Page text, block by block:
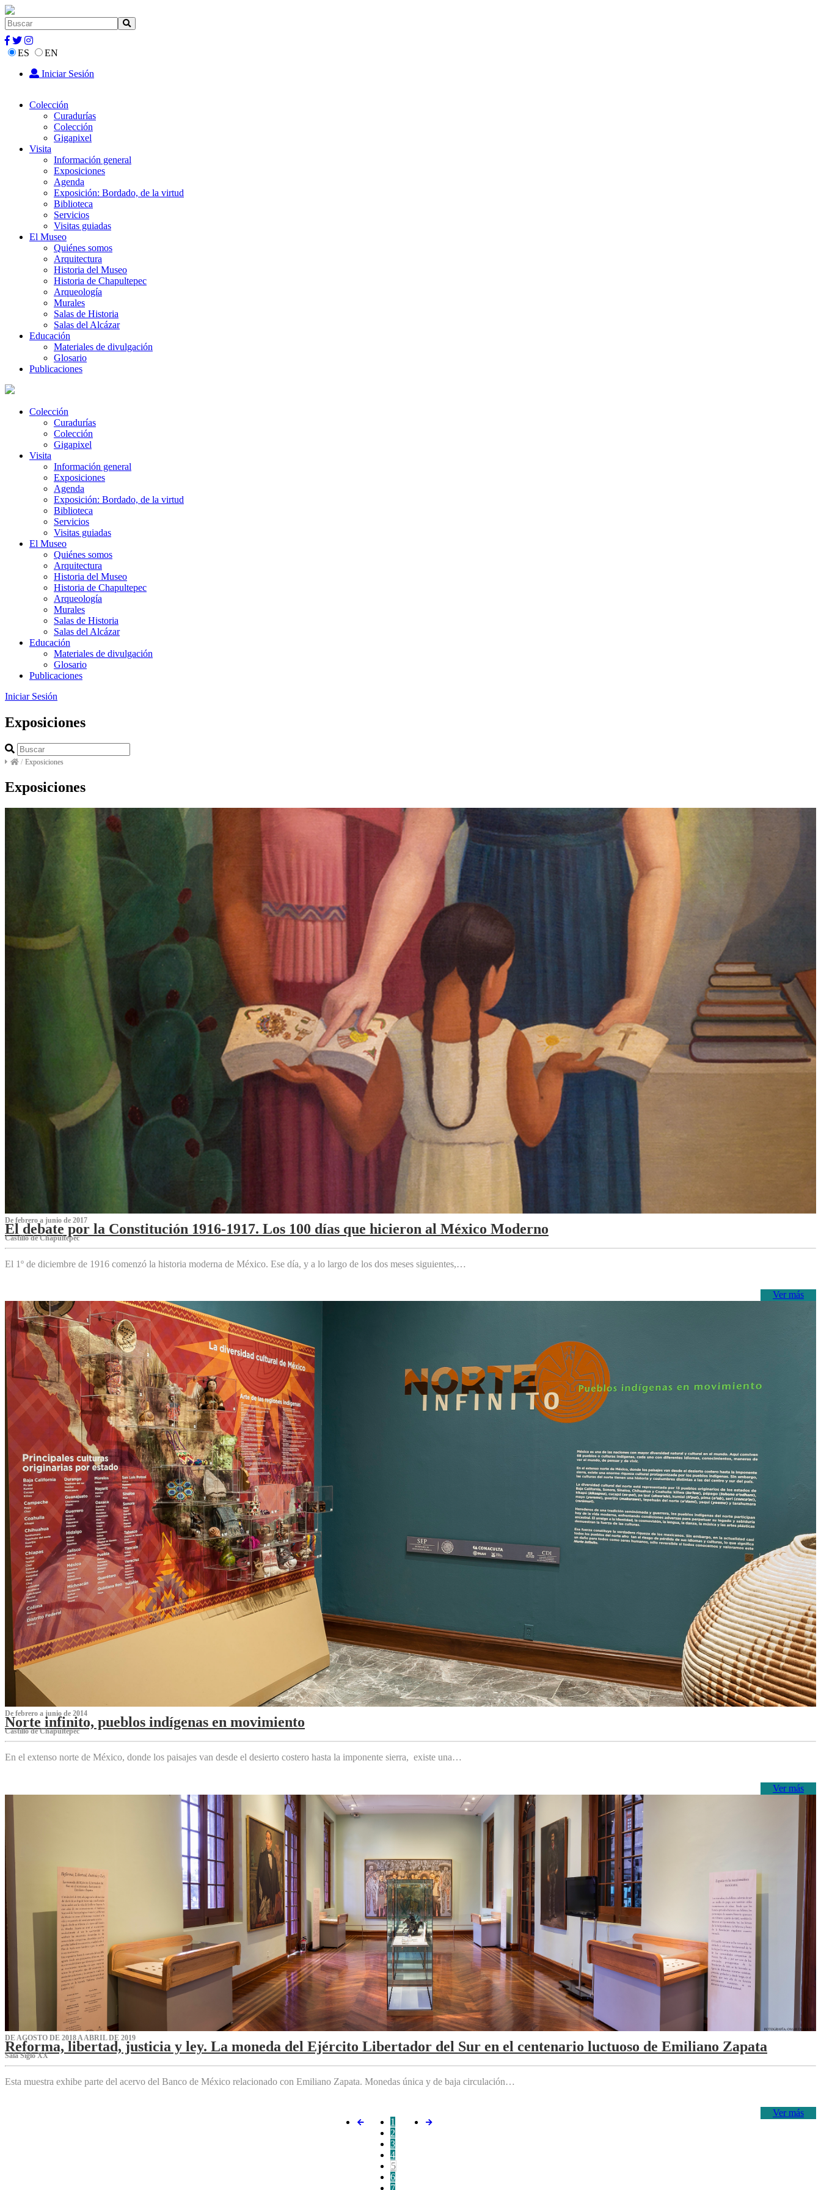
ES
EN
Iniciar Sesión
Colección
Curadurías
Colección
Gigapixel
Visita
Información general
Exposiciones
Agenda
Exposición: Bordado, de la virtud
Biblioteca
Servicios
Visitas guiadas
El Museo
Quiénes somos
Arquitectura
Historia del Museo
Historia de Chapultepec
Arqueología
Murales
Salas de Historia
Salas del Alcázar
Educación
Materiales de divulgación
Glosario
Publicaciones
Colección
Curadurías
Colección
Gigapixel
Visita
Información general
Exposiciones
Agenda
Exposición: Bordado, de la virtud
Biblioteca
Servicios
Visitas guiadas
El Museo
Quiénes somos
Arquitectura
Historia del Museo
Historia de Chapultepec
Arqueología
Murales
Salas de Historia
Salas del Alcázar
Educación
Materiales de divulgación
Glosario
Publicaciones
Iniciar Sesión
Exposiciones
/ Exposiciones
Exposiciones
De febrero a junio de 2017
El debate por la Constitución 1916-1917. Los 100 días que hicieron al México Moderno
Castillo de Chapultepec
El 1º de diciembre de 1916 comenzó la historia moderna de México. Ese día, y a lo largo de los dos meses siguientes,…
Ver más
De febrero a junio de 2014
Norte infinito, pueblos indígenas en movimiento
Castillo de Chapultepec
En el extenso norte de México, donde los paisajes van desde el desierto costero hasta la imponente sierra, existe una…
Ver más
DE AGOSTO DE 2018 A ABRIL DE 2019
Reforma, libertad, justicia y ley. La moneda del Ejército Libertador del Sur en el centenario luctuoso de Emiliano Zapata
Sala Siglo XX
Esta muestra exhibe parte del acervo del Banco de México relacionado con Emiliano Zapata. Monedas única y de baja circulación…
Ver más
1
2
3
4
5
6
7